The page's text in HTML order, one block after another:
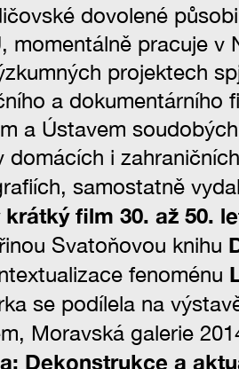
dovolené
momentálně pracuje v
projektech
a dokumentárního
a Ústavem
domácích i
samostatně
krátký film 30. až 50.
Svatoňovou knihu
fenoménu
se podílela na
Moravská galerie
Dekonstrukce a